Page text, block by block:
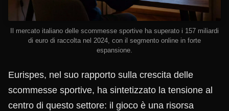
Il mercato italiano delle scommesse sportive ha superato i 157 miliardi
di euro di raccolta nel 2024, con il segmento online in forte
espansione.
Eurispes, nel suo rapporto sulla crescita delle
scommesse sportive, ha sintetizzato la tensione al
centro di questo settore: il gioco è una risorsa